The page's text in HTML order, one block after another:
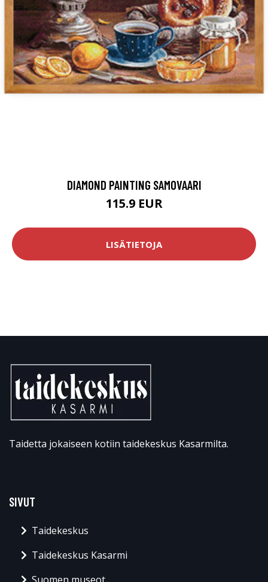
DIAMOND PAINTING SAMOVAARI
115.9 EUR
LISÄTIETOJA
Taidetta jokaiseen kotiin taidekeskus Kasarmilta.
SIVUT
Taidekeskus
Taidekeskus Kasarmi